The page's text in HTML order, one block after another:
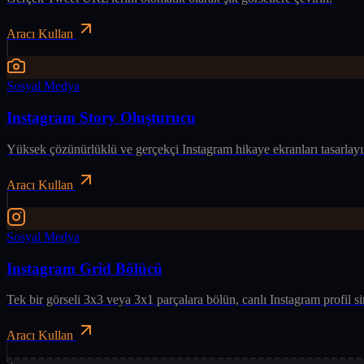
Aracı Kullan
Sosyal Medya
Instagram Story Oluşturucu
Yüksek çözünürlüklü ve gerçekçi Instagram hikaye ekranları
Aracı Kullan
Sosyal Medya
Instagram Grid Bölücü
Tek bir görseli 3x3 veya 3x1 parçalara bölün, canlı Instagram profil
Aracı Kullan